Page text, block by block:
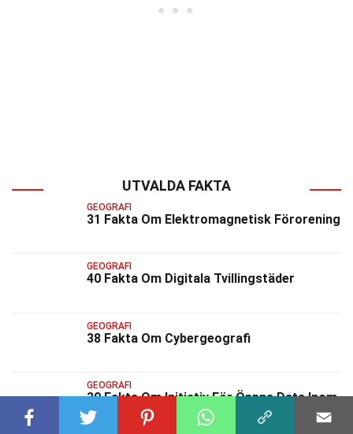
UTVALDA FAKTA
GEOGRAFI
31 Fakta Om Elektromagnetisk Förorening
GEOGRAFI
40 Fakta Om Digitala Tvillingstäder
GEOGRAFI
38 Fakta Om Cybergeografi
GEOGRAFI
39 Fakta Om Initiativ För Öppna Data Inom
Geografi